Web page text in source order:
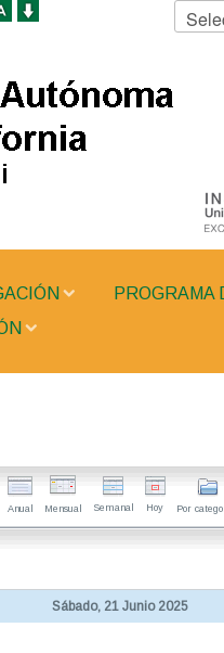
PROGRAMA
Anual Mensual Semanal Hoy Por
Sábado, 21 Junio 2025